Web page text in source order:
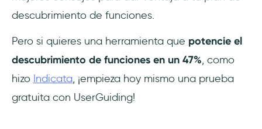
descubrimiento de funciones.
Pero si quieres una herramienta que potencie el
descubrimiento de funciones en un 47%, como
hizo Indicata, ¡empieza hoy mismo una prueba
gratuita con UserGuiding!